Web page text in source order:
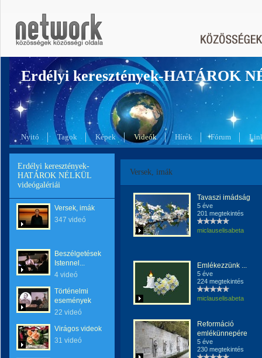
Erdélyi keresztények-HATÁROK
Nyitó Tagok Képek Videók Hírek Fórum
Erdélyi keresztények-
HATÁROK NÉLKÜL
videógalériái
Versek, imák
347 videó
Beszélgetések
Istennel...
4 videó
Történelmi
események
22 videó
Virágos videok
31 videó
Versek, imák
Tavaszi imádság
5 éve
201 megtekintés
miclauselisabeta
Emlékezzünk ...
5 éve
224 megtekintés
miclauselisabeta
Reformáció
emlékünnepére
5 éve
230 megtekintés